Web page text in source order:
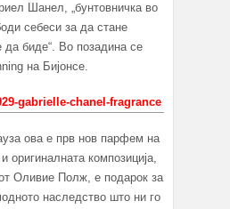
Шанел, „бунтовничка во
себеси за да стане
биде“. Во позадина се
на Бијонсе.
ова е прв нов парфем на
оригиналната композиција,
Оливие Полж, е подарок за
наследство што ни го